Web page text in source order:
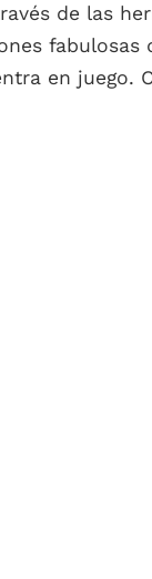
de las
en juego.